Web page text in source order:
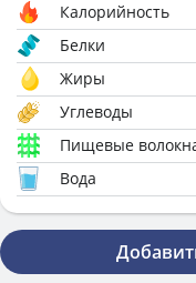
Калорийность
Белки
Жиры
Углеводы
Пищевые
Вода